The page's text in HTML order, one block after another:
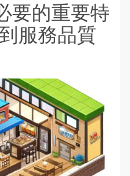
要的重要特
服務品質